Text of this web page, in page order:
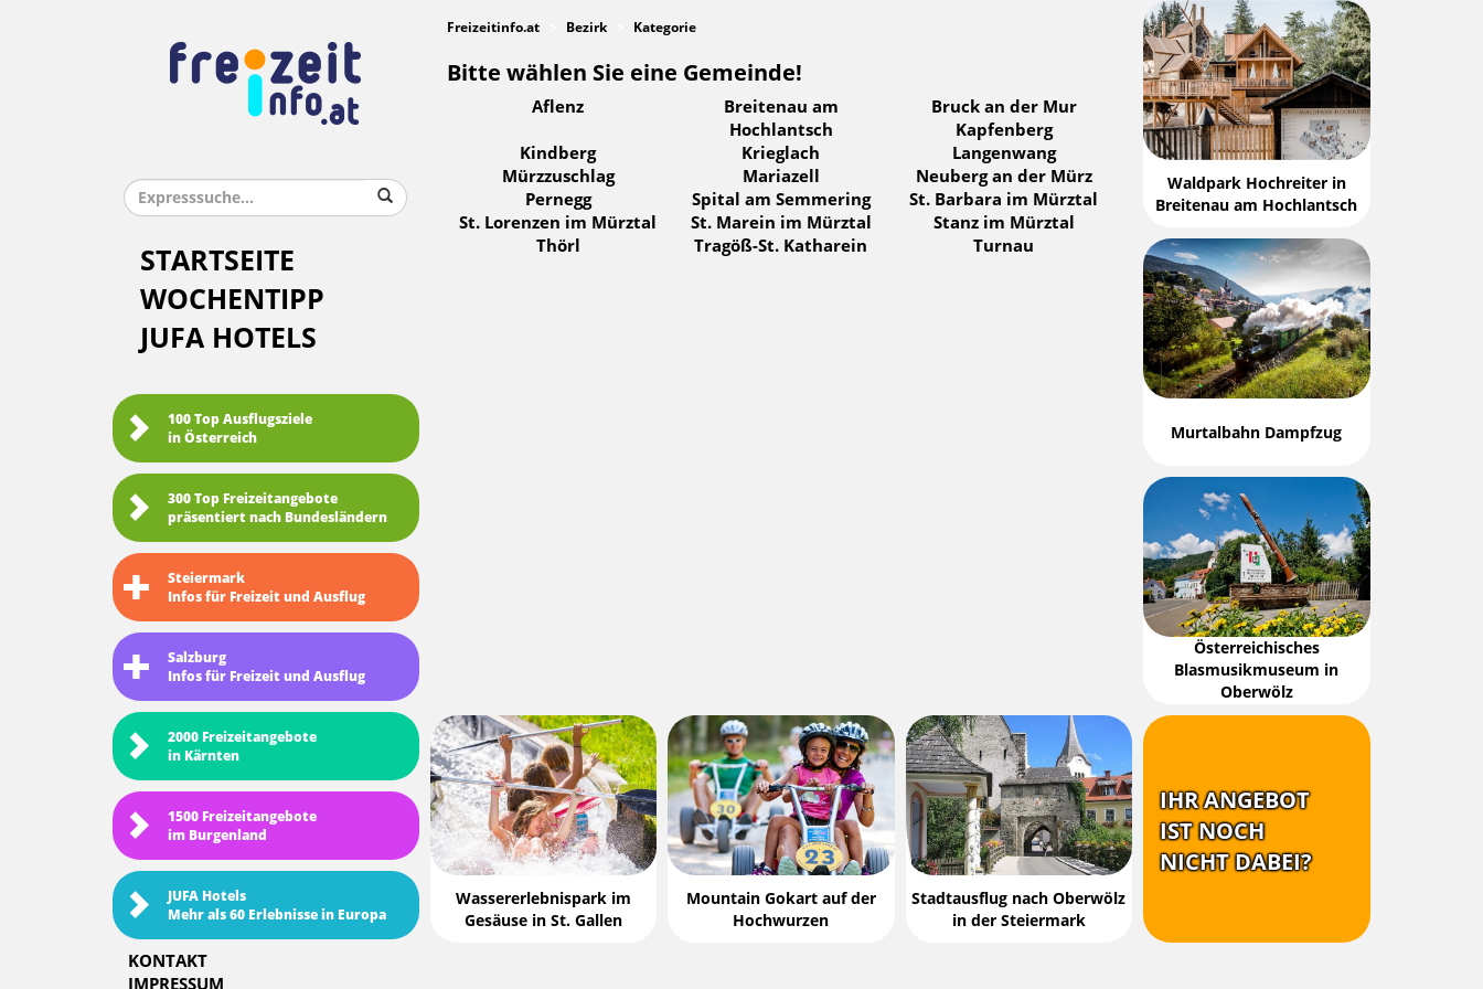
STARTSEITE
WOCHENTIPP
JUFA HOTELS
100 Top Ausflugsziele
in Österreich
300 Top Freizeitangebote
präsentiert nach Bundesländern
Steiermark
Infos für Freizeit und Ausflug
Salzburg
Infos für Freizeit und Ausflug
2000 Freizeitangebote
in Kärnten
1500 Freizeitangebote
im Burgenland
JUFA Hotels
Mehr als 60 Erlebnisse in Europa
KONTAKT
IMPRESSUM
Freizeitinfo.at Bezirk Kategorie
Bitte wählen Sie eine Gemeinde!
Aflenz
Breitenau am
Hochlantsch
Bruck an der Mur
Kapfenberg
Kindberg
Krieglach
Langenwang
Mürzzuschlag
Mariazell
Neuberg an der Mürz
Pernegg
Spital am Semmering
St. Barbara im Mürztal
St. Lorenzen im Mürztal
St. Marein im Mürztal
Stanz im Mürztal
Thörl
Tragöß-St. Katharein Turnau
Waldpark Hochreiter in
Breitenau am Hochlantsch
Murtalbahn Dampfzug
Österreichisches
Blasmusikmuseum in
Oberwölz
Wassererlebnispark im
Gesäuse in St. Gallen
Mountain Gokart auf der
Hochwurzen
Stadtausflug nach Oberwölz
in der Steiermark
IHR ANGEBOT
IST NOCH
NICHT DABEI?